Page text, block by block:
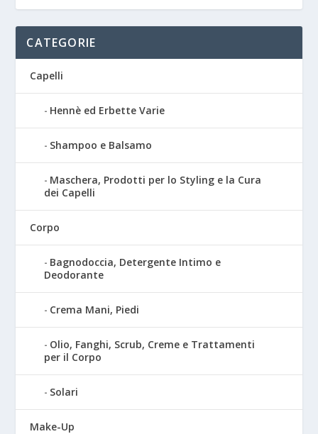
CATEGORIE
Capelli
Hennè ed Erbette Varie
Shampoo e Balsamo
Maschera, Prodotti per lo Styling e la Cura
dei Capelli
Corpo
Bagnodoccia, Detergente Intimo e
Deodorante
Crema Mani, Piedi
Olio, Fanghi, Scrub, Creme e Trattamenti
per il Corpo
Solari
Make-Up